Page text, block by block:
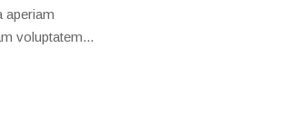
aperiam
voluptatem...